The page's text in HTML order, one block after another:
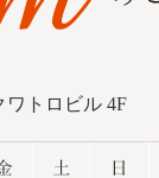
ワトロビル 4F